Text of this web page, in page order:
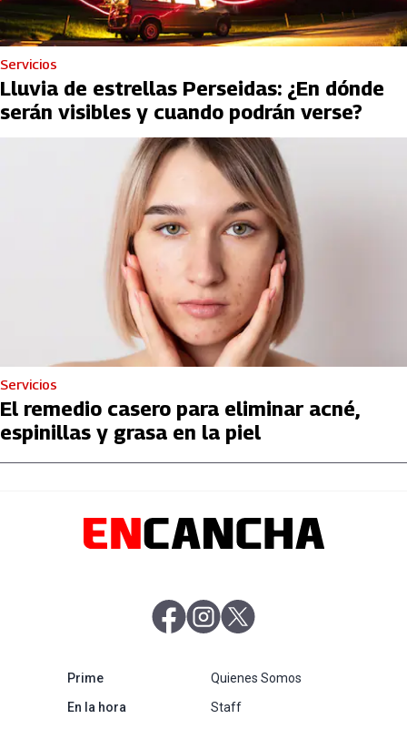
Servicios
Lluvia de estrellas Perseidas: ¿En dónde
serán visibles y cuando podrán verse?
Servicios
El remedio casero para eliminar acné,
espinillas y grasa en la piel
abre en nueva pestaña
abre en nueva pestaña
Primeabre en nueva pestaña
En la horaabre en nueva pestaña
Quienes Somos
Staff